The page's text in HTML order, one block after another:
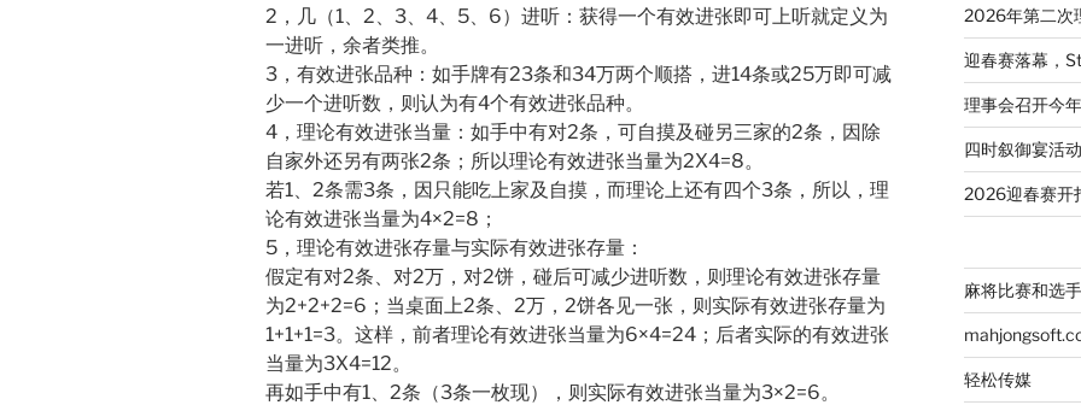
2，几（1、2、3、4、5、6）进听：获得一个有效进张即可上听就定义为
一进听，余者类推。
3，有效进张品种：如手牌有23条和34万两个顺搭，进14条或25万即可减
少一个进听数，则认为有4个有效进张品种。
4，理论有效进张当量：如手中有对2条，可自摸及碰另三家的2条，因除
自家外还另有两张2条；所以理论有效进张当量为2X4=8。
若1、2条需3条，因只能吃上家及自摸，而理论上还有四个3条，所以，理
论有效进张当量为4×2=8；
5，理论有效进张存量与实际有效进张存量：
假定有对2条、对2万，对2饼，碰后可减少进听数，则理论有效进张存量
为2+2+2=6；当桌面上2条、2万，2饼各见一张，则实际有效进张存量为
1+1+1=3。这样，前者理论有效进张当量为6×4=24；后者实际的有效进张
当量为3X4=12。
再如手中有1、2条（3条一枚现），则实际有效进张当量为3×2=6。
2026年第二次
迎春赛落幕，
理事会召开今
四时叙御宴活
2026迎春赛开
麻将比赛和选
轻松传媒